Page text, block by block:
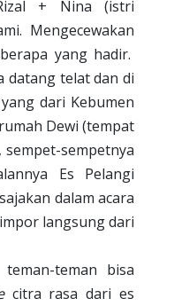
+ Nina (istri
Mengecewakan
yang hadir.
datang telat dan di
dari Kebumen
Dewi (tempat
sempet-sempetnya
Es Pelangi
dalam acara
langsung dari
teman bisa
citra rasa dari es